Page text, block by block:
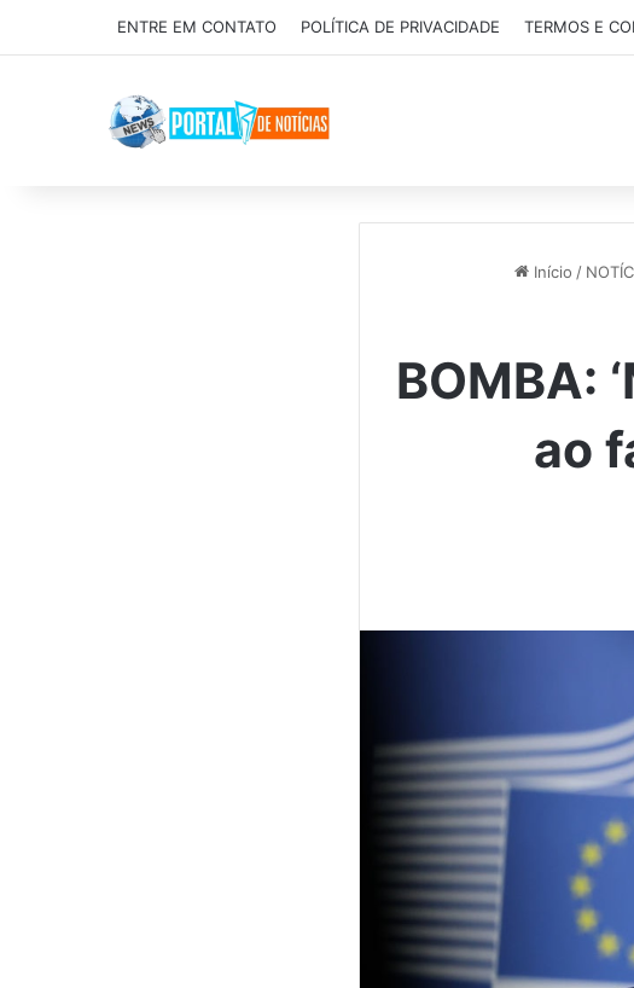
ENTRE EM CONTATO POLÍTICA DE PRIVACIDADE TERMOS E
Início /
BOMBA:
ao